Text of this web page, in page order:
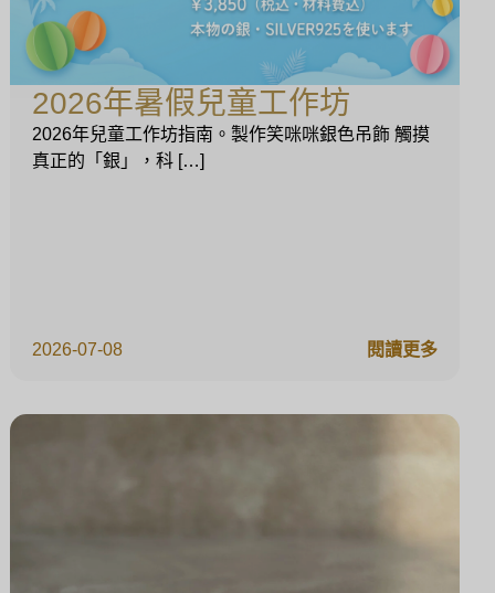
2026年暑假兒童工作坊
2026-07-08
2026年兒童工作坊指南。製作笑咪咪銀色吊飾 觸摸
真正的「銀」，科 […]
閱讀更多